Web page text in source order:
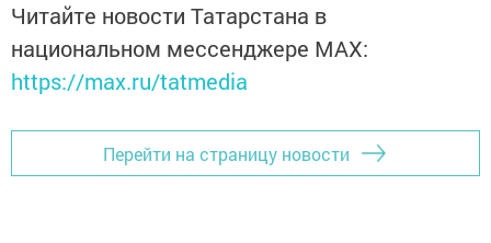
Читайте новости Татарстана в
национальном мессенджере MАХ:
https://max.ru/tatmedia
Перейти на страницу новости